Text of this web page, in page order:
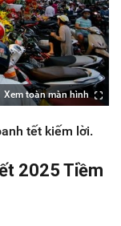
Xem toàn màn hình
tết kiếm lời.
2025 Tiềm